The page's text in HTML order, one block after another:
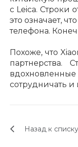
с Leica. Строки
это означает,
телефона.
Похоже, что
партнерства.
вдохновленные
сотрудничать
Назад к списку